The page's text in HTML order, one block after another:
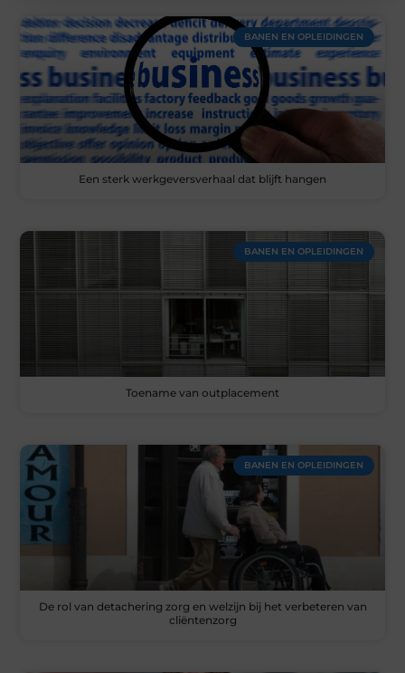
BANEN EN OPLEIDINGEN
Een sterk werkgeversverhaal dat blijft hangen
BANEN EN OPLEIDINGEN
Toename van outplacement
BANEN EN OPLEIDINGEN
De rol van detachering zorg en welzijn bij het verbeteren van
cliëntenzorg